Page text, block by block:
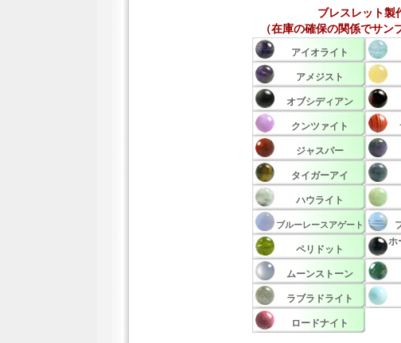
ブレスレット製
（在庫の確保の関係でサ
アイオライト
アメジスト
オブシディアン
クンツァイト
ジャスパー
タイガーアイ
ハウライト
ブルーレースアゲート
ペリドット
ホ
ムーンストーン
ラブラドライト
ロードナイト